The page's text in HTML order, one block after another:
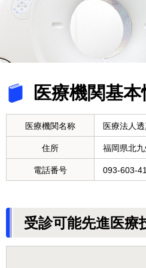
医療機関基本
医療機関名称 医療法人
住所 福岡県北
電話番号 093-603-
受診可能先進医療